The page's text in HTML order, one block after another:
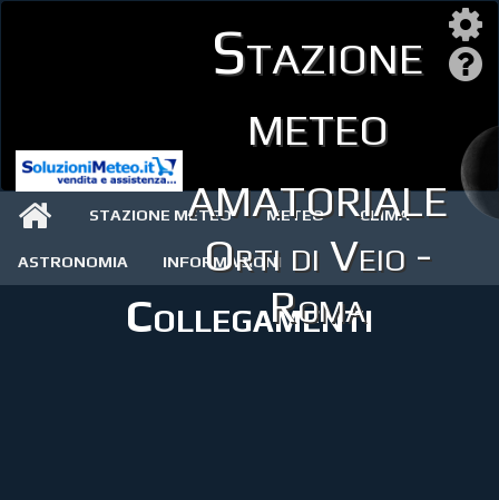
Stazione
meteo
amatoriale
Orti di Veio -
Roma
STAZIONE METEO METEO CLIMA
ASTRONOMIA INFORMAZIONI
Collegamenti